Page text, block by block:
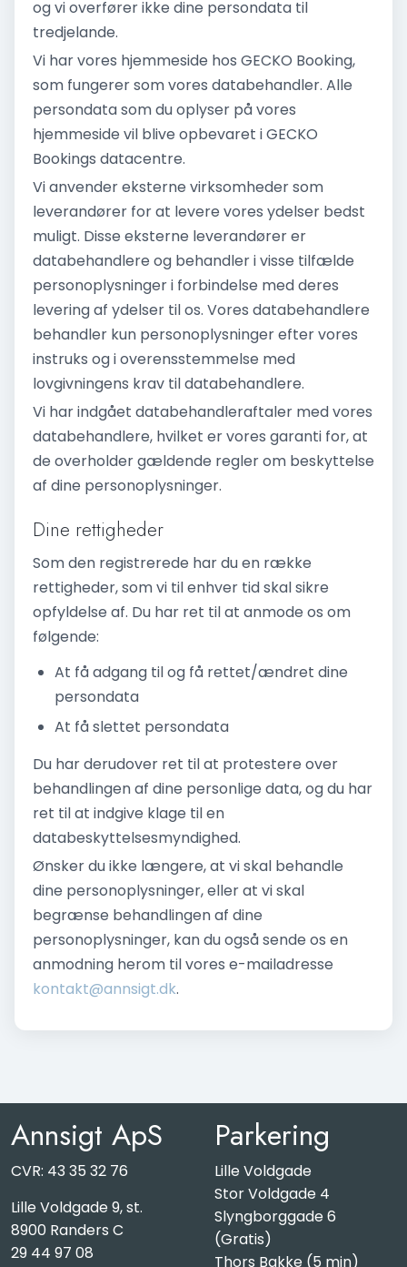
og vi overfører ikke dine persondata til
tredjelande.
Vi har vores hjemmeside hos GECKO Booking,
som fungerer som vores databehandler. Alle
persondata som du oplyser på vores
hjemmeside vil blive opbevaret i GECKO
Bookings datacentre.
Vi anvender eksterne virksomheder som
leverandører for at levere vores ydelser bedst
muligt. Disse eksterne leverandører er
databehandlere og behandler i visse tilfælde
personoplysninger i forbindelse med deres
levering af ydelser til os. Vores databehandlere
behandler kun personoplysninger efter vores
instruks og i overensstemmelse med
lovgivningens krav til databehandlere.
Vi har indgået databehandleraftaler med vores
databehandlere, hvilket er vores garanti for, at
de overholder gældende regler om beskyttelse
af dine personoplysninger.
Dine rettigheder
Som den registrerede har du en række
rettigheder, som vi til enhver tid skal sikre
opfyldelse af. Du har ret til at anmode os om
følgende:
At få adgang til og få rettet/ændret dine
persondata
At få slettet persondata
Du har derudover ret til at protestere over
behandlingen af dine personlige data, og du har
ret til at indgive klage til en
databeskyttelsesmyndighed.
Ønsker du ikke længere, at vi skal behandle
dine personoplysninger, eller at vi skal
begrænse behandlingen af dine
personoplysninger, kan du også sende os en
anmodning herom til vores e-mailadresse
kontakt@annsigt.dk.
Annsigt ApS
CVR: 43 35 32 76
Lille Voldgade 9, st.
8900 Randers C
29 44 97 08
Parkering
Lille Voldgade
Stor Voldgade 4
Slyngborggade 6
(Gratis)
Thors Bakke (5 min)